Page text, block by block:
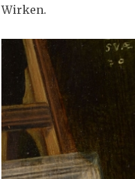
Wirken.